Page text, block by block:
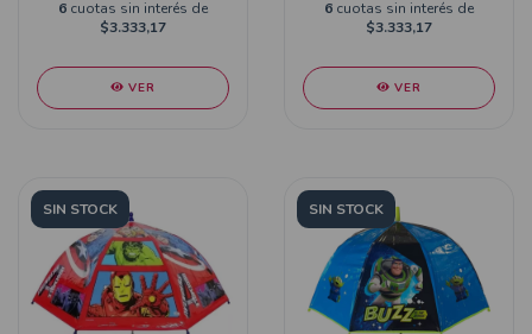
6 cuotas sin interés de
$3.333,17
VER
6 cuotas sin interés de
$3.333,17
VER
SIN STOCK SIN STOCK